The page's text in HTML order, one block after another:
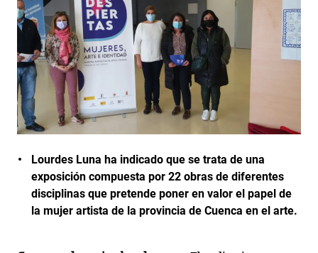
Lourdes Luna ha indicado que se trata de una
exposición compuesta por 22 obras de diferentes
disciplinas que pretende poner en valor el papel de
la mujer artista de la provincia de Cuenca en el arte.